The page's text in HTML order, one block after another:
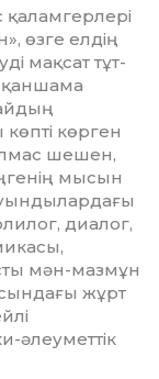
қаламгерлері
өзге елдің
мақсат тұт­
көрген
шешен,
мысын
диалог,
мән-мазмұн
жұрт
әлеуметтік